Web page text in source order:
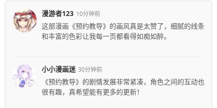
漫游者123 10分钟前
这部漫画《预约教导》的画风真是太赞了，细腻的线条
和丰富的色彩让我每一页都看得如痴如醉。
小小漫画迷 30分钟前
《预约教导》的剧情发展非常紧凑，角色之间的互动也
很有趣，真希望能有更多的更新！